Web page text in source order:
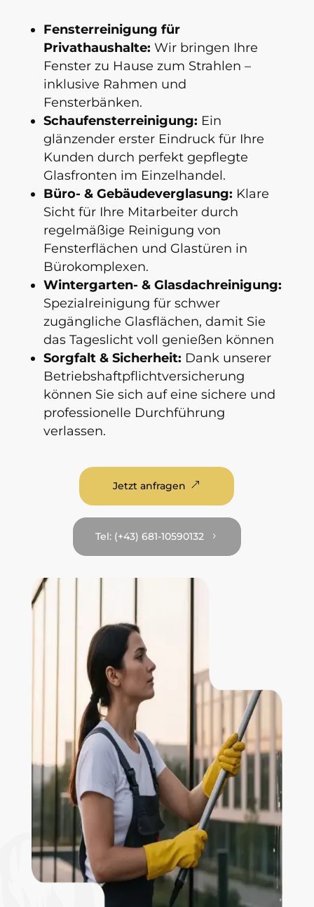
Fensterreinigung für
Privathaushalte: Wir bringen Ihre
Fenster zu Hause zum Strahlen –
inklusive Rahmen und
Fensterbänken.
Schaufensterreinigung: Ein
glänzender erster Eindruck für Ihre
Kunden durch perfekt gepflegte
Glasfronten im Einzelhandel.
Büro- & Gebäudeverglasung: Klare
Sicht für Ihre Mitarbeiter durch
regelmäßige Reinigung von
Fensterflächen und Glastüren in
Bürokomplexen.
Wintergarten- & Glasdachreinigung:
Spezialreinigung für schwer
zugängliche Glasflächen, damit Sie
das Tageslicht voll genießen können
Sorgfalt & Sicherheit: Dank unserer
Betriebshaftpflichtversicherung
können Sie sich auf eine sichere und
professionelle Durchführung
verlassen.
Jetzt anfragen &
Tel: (+43) 681-10590132 5